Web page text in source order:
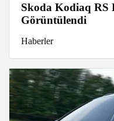
Skoda Kodiaq RS
Görüntülendi
Haberler